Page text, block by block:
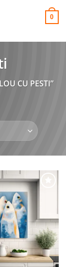
0
CU PESTI”
la
favorite